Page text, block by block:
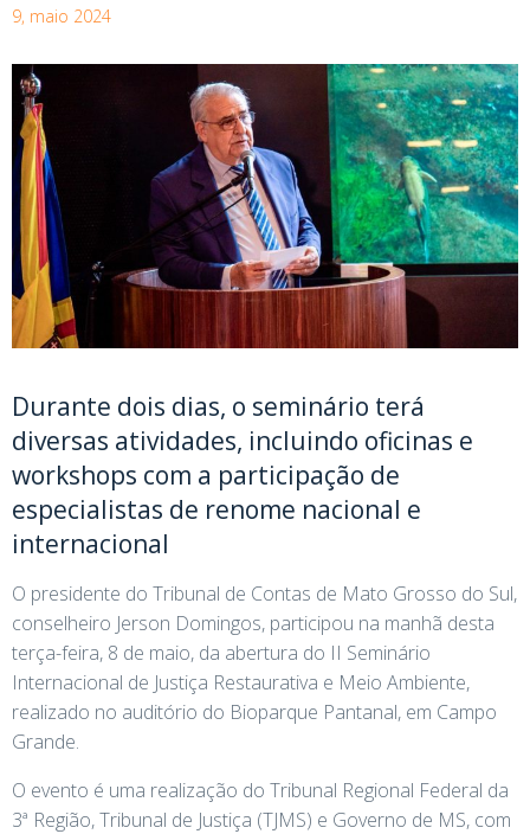
9, maio 2024
Durante dois dias, o seminário terá
diversas atividades, incluindo oficinas e
workshops com a participação de
especialistas de renome nacional e
internacional
O presidente do Tribunal de Contas de Mato Grosso do Sul,
conselheiro Jerson Domingos, participou na manhã desta
terça-feira, 8 de maio, da abertura do II Seminário
Internacional de Justiça Restaurativa e Meio Ambiente,
realizado no auditório do Bioparque Pantanal, em Campo
Grande.
O evento é uma realização do Tribunal Regional Federal da
3ª Região, Tribunal de Justiça (TJMS) e Governo de MS, com